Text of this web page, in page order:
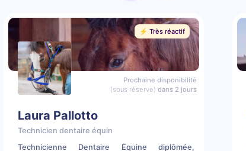
⚡️ Très réactif
Prochaine disponibilité
(sous réserve) dans 2 jours
Laura Pallotto
Technicien dentaire équin
Technicienne Dentaire Équine diplômée,